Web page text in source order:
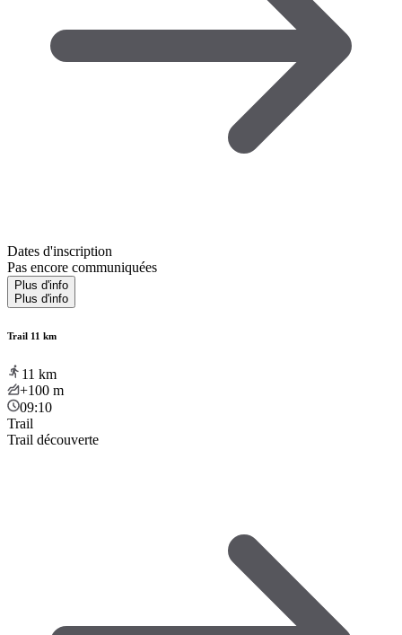
Dates d'inscription
Pas encore communiquées
Plus d'info
Plus d'info
Trail 11 km
11 km
+100 m
09:10
Trail
Trail découverte